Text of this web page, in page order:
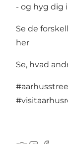
- og hyg dig
Se de
her
Se, hvad